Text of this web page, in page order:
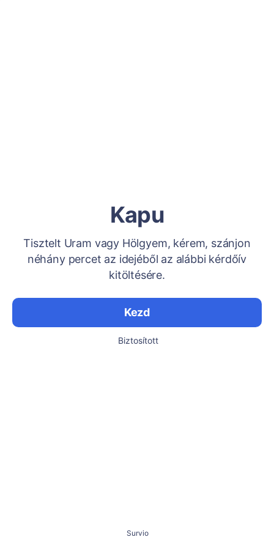
Kapu
Tisztelt Uram vagy Hölgyem, kérem, szánjon
néhány percet az idejéből az alábbi kérdőív
kitöltésére.
Kezd
Biztosított
Survio